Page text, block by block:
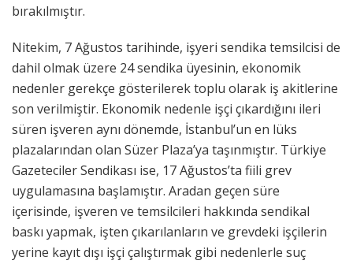
bırakılmıştır.
Nitekim, 7 Ağustos tarihinde, işyeri sendika temsilcisi de
dahil olmak üzere 24 sendika üyesinin, ekonomik
nedenler gerekçe gösterilerek toplu olarak iş akitlerine
son verilmiştir. Ekonomik nedenle işçi çıkardığını ileri
süren işveren aynı dönemde, İstanbul’un en lüks
plazalarından olan Süzer Plaza’ya taşınmıştır. Türkiye
Gazeteciler Sendikası ise, 17 Ağustos’ta fiili grev
uygulamasına başlamıştır. Aradan geçen süre
içerisinde, işveren ve temsilcileri hakkında sendikal
baskı yapmak, işten çıkarılanların ve grevdeki işçilerin
yerine kayıt dışı işçi çalıştırmak gibi nedenlerle suç